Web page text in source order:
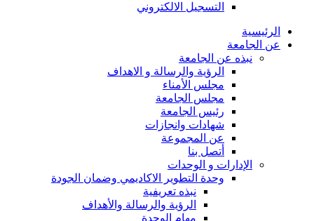
التسجيل الالكتروني
الرئيسية
عن الجامعة
نبذه عن الجامعة
الرؤية والرسالة و الاهداف
مجلس الأمناء
مجلس الجامعة
رئيس الجامعة
شهادات وانجازات
عن المجموعة
أتصل بنا
الإدارات و الوحدات
وحدة التطوير الاكاديمي وضمان الجودة
نبذه تعريفية
الرؤية والرسالة والأهداف
مهام الوحدة